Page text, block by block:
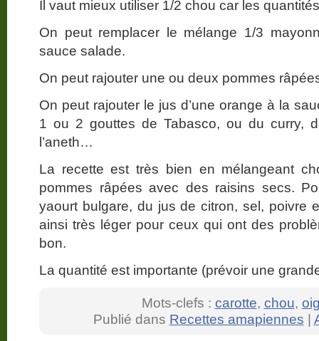
Il vaut mieux utiliser 1/2 chou car les
On peut remplacer le mélange 1/3
sauce salade.
On peut rajouter une ou deux pommes
On peut rajouter le jus d’une orange à la
1 ou 2 gouttes de Tabasco, ou du curry,
l’aneth…
La recette est très bien en mélangeant
pommes râpées avec des raisins secs.
yaourt bulgare, du jus de citron, sel, poivre
ainsi très léger pour ceux qui ont des
bon.
La quantité est importante (prévoir une
Mots-clefs : carotte, chou,
Publié dans Recettes amapiennes |